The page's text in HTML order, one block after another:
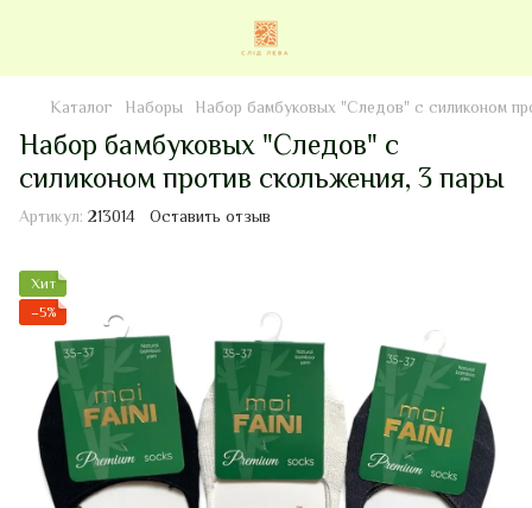
Каталог Наборы Набор бамбуковых "Следов" с силиконом
Набор бамбуковых "Следов" с
силиконом против скольжения, 3 пары
Артикул: 213014 Оставить отзыв
Хит
−5%